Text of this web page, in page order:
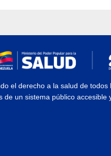
el derecho a la salud de todos
de un sistema público accesible